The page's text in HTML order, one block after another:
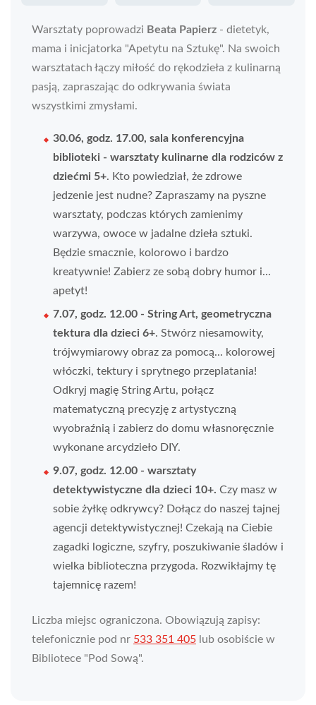
Warsztaty poprowadzi Beata Papierz - dietetyk,
mama i inicjatorka "Apetytu na Sztukę". Na swoich
warsztatach łączy miłość do rękodzieła z kulinarną
pasją, zapraszając do odkrywania świata
wszystkimi zmysłami.
30.06, godz. 17.00, sala konferencyjna
biblioteki - warsztaty kulinarne dla rodziców z
dziećmi 5+. Kto powiedział, że zdrowe
jedzenie jest nudne? Zapraszamy na pyszne
warsztaty, podczas których zamienimy
warzywa, owoce w jadalne dzieła sztuki.
Będzie smacznie, kolorowo i bardzo
kreatywnie! Zabierz ze sobą dobry humor i...
apetyt!
7.07, godz. 12.00 - String Art, geometryczna
tektura dla dzieci 6+. Stwórz niesamowity,
trójwymiarowy obraz za pomocą... kolorowej
włóczki, tektury i sprytnego przeplatania!
Odkryj magię String Artu, połącz
matematyczną precyzję z artystyczną
wyobraźnią i zabierz do domu własnoręcznie
wykonane arcydzieło DIY.
9.07, godz. 12.00 - warsztaty
detektywistyczne dla dzieci 10+. Czy masz w
sobie żyłkę odkrywcy? Dołącz do naszej tajnej
agencji detektywistycznej! Czekają na Ciebie
zagadki logiczne, szyfry, poszukiwanie śladów i
wielka biblioteczna przygoda. Rozwikłajmy tę
tajemnicę razem!
Liczba miejsc ograniczona. Obowiązują zapisy:
telefonicznie pod nr 533 351 405 lub osobiście w
Bibliotece "Pod Sową".